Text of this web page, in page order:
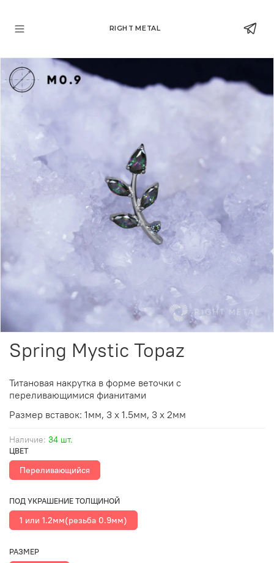
RIGHT METAL
Наличие: 34 шт.
Spring Mystic Topaz
ЦВЕТ
Переливающийся
ПОД УКРАШЕНИЕ ТОЛЩИНОЙ
1 или 1.2мм(резьба 0.9мм)
РАЗМЕР
Титановая накрутка в форме веточки с
переливающимися фианитами
Размер вставок: 1мм, 3 х 1.5мм, 3 х 2мм